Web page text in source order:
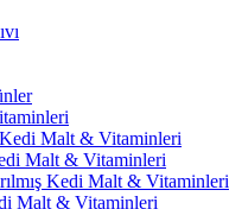
Malt & Vitaminleri
Malt & Vitaminleri
Kedi Malt & Vitaminleri
Malt & Vitaminleri